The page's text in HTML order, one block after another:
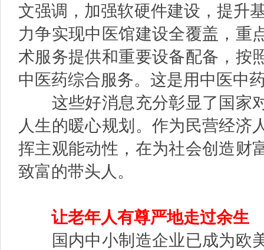
文强调，加强软硬件建设，提升
力争实现中医馆建设全覆盖，重
术服务提供和重要设备配备，按
中医药综合服务。这是用中医中
这些好消息充分彰显了国家
人生的暖心规划。作为民营经济
挥主观能动性，在为社会创造财
致富的带头人。
让老年人有尊严地走过余生
国内中小制造企业已成为欧